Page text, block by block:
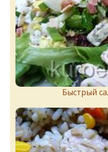
Быстрый